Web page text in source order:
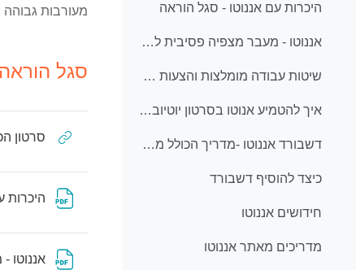
היכרות עם אננוטו - סגל הוראה
אננוטו - מעבר מצפיה פסיבית ללמידה אקטיבית - מסמך הדרכה לסגל הוראה
שיטות עבודה מומלצות והצעות לפעילויות עם אננוטו
איך להטמיע אנוטו בסרטון יוטיוב / טד
דשבורד אננוטו -מדריך הכולל מסקנות ומבט על המשתמש.ת, נתוני צפיה והשלמת הוידאו
כיצד להוסיף דשבורד
חידושים אננוטו
מדריכים מאתר אננוטו
מעורבות
סגל הוראה
סרטון
היכרות
אננוטו